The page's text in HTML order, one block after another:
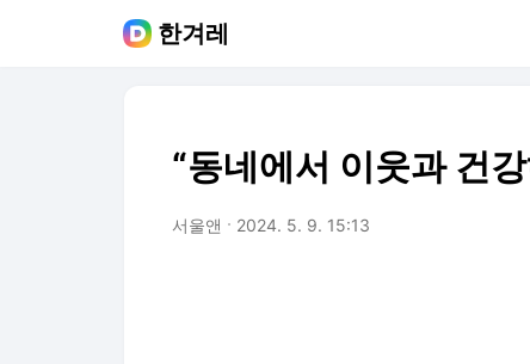
한겨레
“동네에서 이웃과 건
서울앤 2024. 5. 9. 15:13